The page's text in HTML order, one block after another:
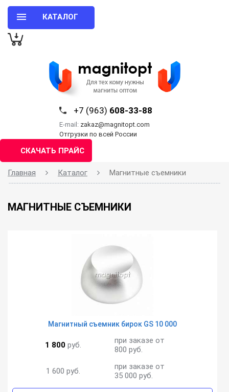
КАТАЛОГ
+7 (963) 608-33-88
E-mail: zakaz@magnitopt.com
Отгрузки по всей России
СКАЧАТЬ ПРАЙС
Главная Каталог Магнитные съемники
МАГНИТНЫЕ СЪЕМНИКИ
Магнитный съемник бирок GS 10 000
1 800 руб.
при заказе от
800 руб.
1 600 руб.
при заказе от
35 000 руб.